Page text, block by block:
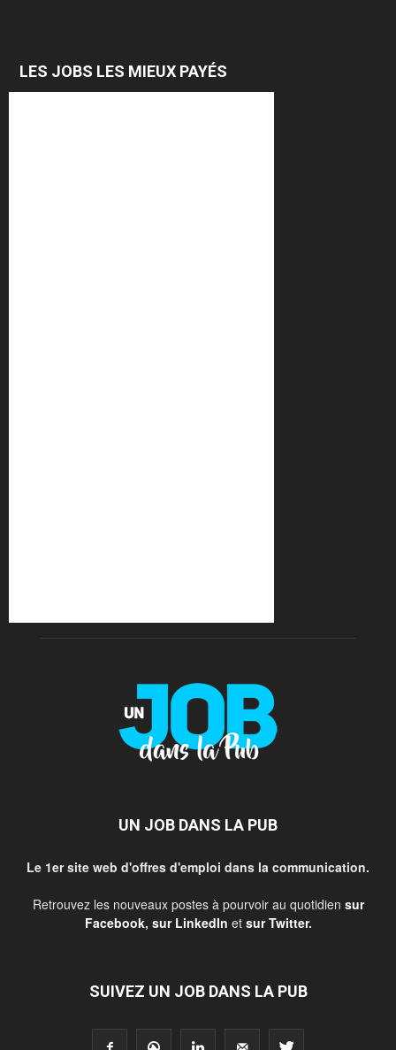
LES JOBS LES MIEUX PAYÉS
UN JOB DANS LA PUB
Le 1er site web d'offres d'emploi dans la communication.
Retrouvez les nouveaux postes à pourvoir au quotidien sur
Facebook, sur LinkedIn et sur Twitter.
SUIVEZ UN JOB DANS LA PUB